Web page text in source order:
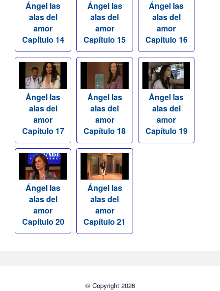
Ángel las
alas del
amor
Capítulo 14
Ángel las
alas del
amor
Capítulo 15
Ángel las
alas del
amor
Capítulo 16
Ángel las
alas del
amor
Capítulo 17
Ángel las
alas del
amor
Capítulo 18
Ángel las
alas del
amor
Capítulo 19
Ángel las
alas del
amor
Capítulo 20
Ángel las
alas del
amor
Capítulo 21
© Copyright 2026